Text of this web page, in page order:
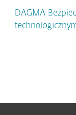
DAGMA